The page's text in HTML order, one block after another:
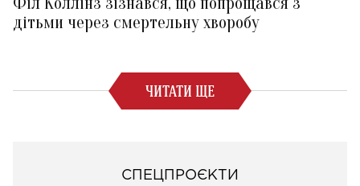
дітьми через смертельну хворобу
ЧИТАТИ ЩЕ
СПЕЦПРОЄКТИ